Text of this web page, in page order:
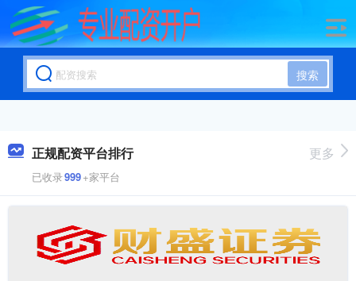
搜索
正规配资平台排行
已收录999+家平台
更多